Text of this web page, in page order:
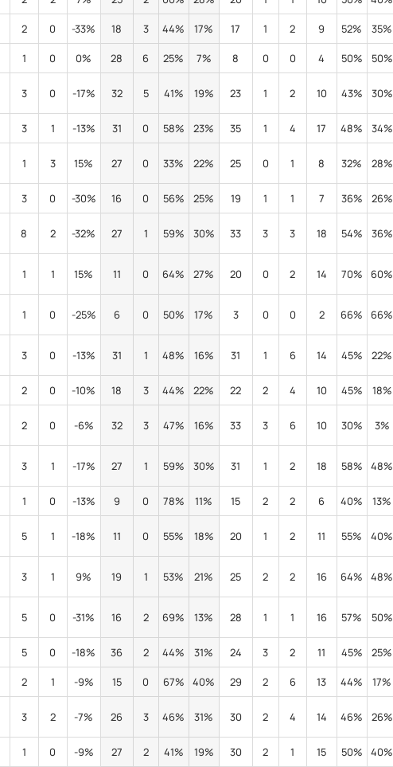
2 0 -33% 18 3 44% 17% 17 1 2 9 52% 35%
1 0 0% 28 6 25% 7% 8 0 0 4 50% 50%
3 0 -17% 32 5 41% 19% 23 1 2 10 43% 30%
3 1 -13% 31 0 58% 23% 35 1 4 17 48% 34%
1 3 15% 27 0 33% 22% 25 0 1 8 32% 28%
3 0 -30% 16 0 56% 25% 19 1 1 7 36% 26%
8 2 -32% 27 1 59% 30% 33 3 3 18 54% 36%
1 1 15% 11 0 64% 27% 20 0 2 14 70% 60%
1 0 -25% 6 0 50% 17% 3 0 0 2 66% 66%
3 0 -13% 31 1 48% 16% 31 1 6 14 45% 22%
2 0 -10% 18 3 44% 22% 22 2 4 10 45% 18%
2 0 -6% 32 3 47% 16% 33 3 6 10 30% 3%
3 1 -17% 27 1 59% 30% 31 1 2 18 58% 48%
1 0 -13% 9 0 78% 11% 15 2 2 6 40% 13%
5 1 -18% 11 0 55% 18% 20 1 2 11 55% 40%
3 1 9% 19 1 53% 21% 25 2 2 16 64% 48%
5 0 -31% 16 2 69% 13% 28 1 1 16 57% 50%
5 0 -18% 36 2 44% 31% 24 3 2 11 45% 25%
2 1 -9% 15 0 67% 40% 29 2 6 13 44% 17%
3 2 -7% 26 3 46% 31% 30 2 4 14 46% 26%
1 0 -9% 27 2 41% 19% 30 2 1 15 50% 40%